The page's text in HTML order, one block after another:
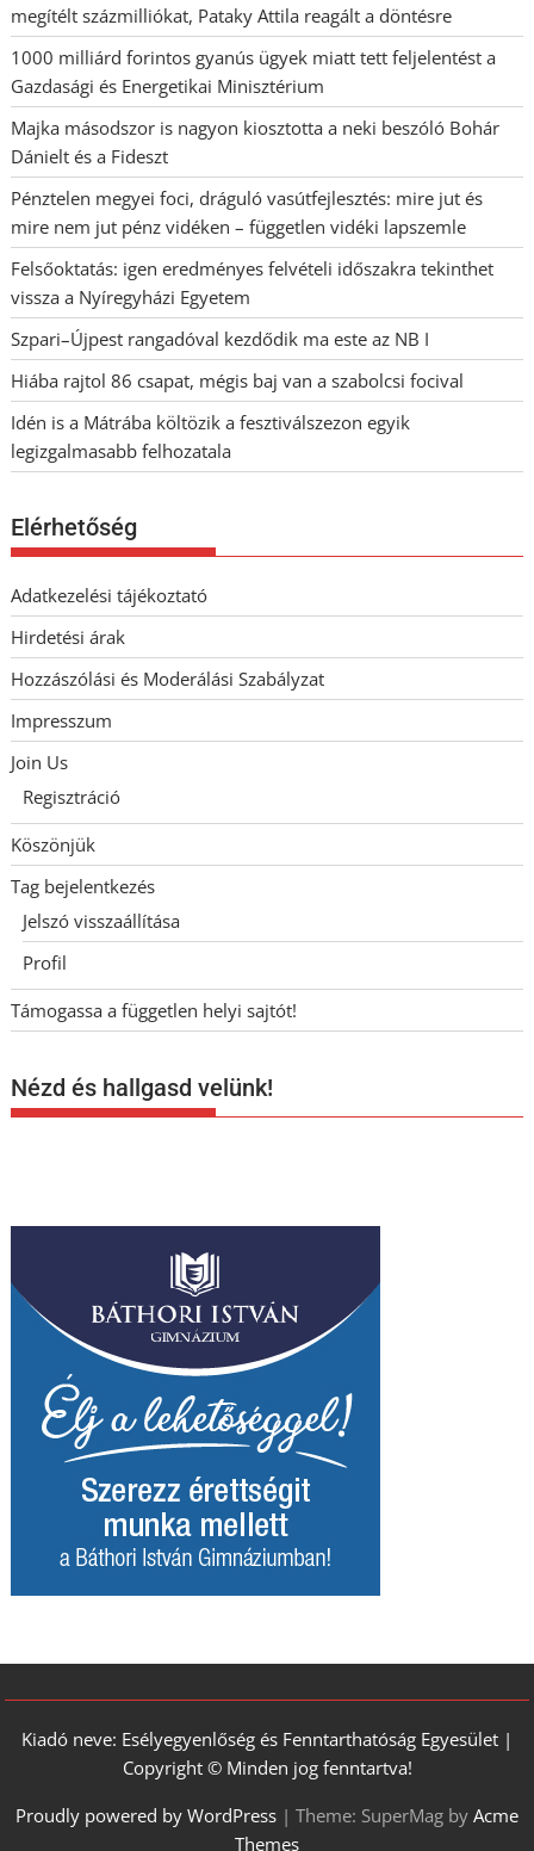
megítélt százmilliókat, Pataky Attila reagált a döntésre
1000 milliárd forintos gyanús ügyek miatt tett feljelentést a
Gazdasági és Energetikai Minisztérium
Majka másodszor is nagyon kiosztotta a neki beszóló Bohár
Dánielt és a Fideszt
Pénztelen megyei foci, dráguló vasútfejlesztés: mire jut és
mire nem jut pénz vidéken – független vidéki lapszemle
Felsőoktatás: igen eredményes felvételi időszakra tekinthet
vissza a Nyíregyházi Egyetem
Szpari–Újpest rangadóval kezdődik ma este az NB I
Hiába rajtol 86 csapat, mégis baj van a szabolcsi focival
Idén is a Mátrába költözik a fesztiválszezon egyik
legizgalmasabb felhozatala
Elérhetőség
Adatkezelési tájékoztató
Hirdetési árak
Hozzászólási és Moderálási Szabályzat
Impresszum
Join Us
Regisztráció
Köszönjük
Tag bejelentkezés
Jelszó visszaállítása
Profil
Támogassa a független helyi sajtót!
Nézd és hallgasd velünk!
Kiadó neve: Esélyegyenlőség és Fenntarthatóság Egyesület |
Copyright © Minden jog fenntartva!
Proudly powered by WordPress | Theme: SuperMag by Acme
Themes